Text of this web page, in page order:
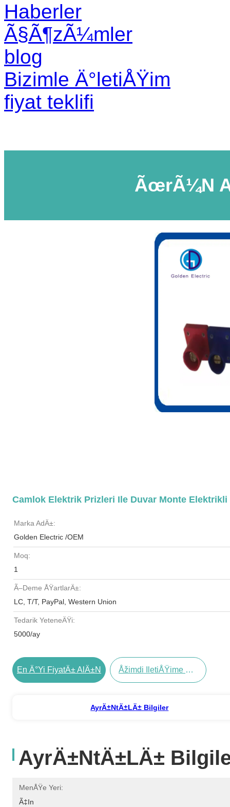
Haberler
Ã§Ã¶zÃ¼mler
blog
Bizimle Ä°letiÅŸim
fiyat teklifi
ÃœrÃ¼n
Camlok Elektrik Prizleri Ile Duvar Monte
Marka AdÄ±:
Golden Electric /OEM
Moq:
1
Ã–Deme ÅŸartlarÄ±:
LC, T/T, PayPal, Western Union
Tedarik YeteneÄŸi:
5000/ay
En Ä°yi FiyatÄ± AlÄ±n Åžimdi IletiÅŸime GeÃ§in
AyrÄ±ntÄ±lÄ± Bilgiler
AyrÄ±ntÄ±lÄ±
MenÅŸe Yeri:
Ã‡in